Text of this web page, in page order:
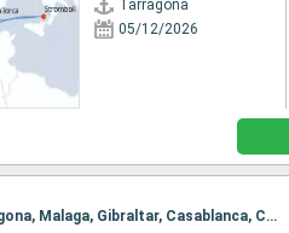
Tarragona
05/12/2026
Itinerario : Stromboli, Tánger, Valencia, Palma de Mallorca, Sete, Tarragona, Malaga, Gibraltar, Casablanca, Cadiz, Stromboli